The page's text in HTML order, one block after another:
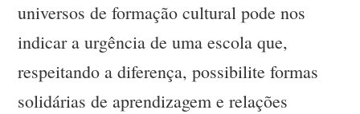
universos de formação cultural pode nos
indicar a urgência de uma escola que,
respeitando a diferença, possibilite formas
solidárias de aprendizagem e relações